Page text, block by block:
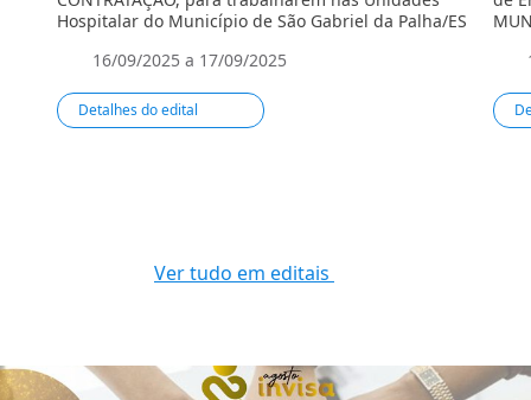
Hospitalar do Município de São Gabriel da Palha/ES
16/09/2025 a 17/09/2025
Detalhes do edital
Ver tudo em editais